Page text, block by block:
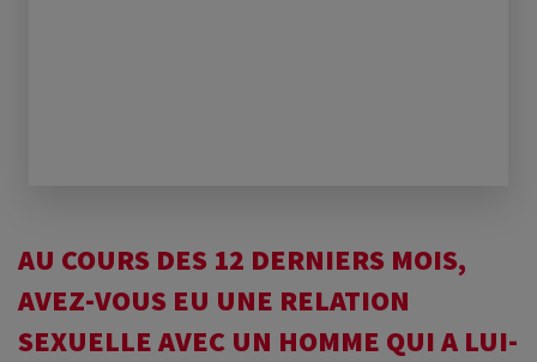
AU COURS DES 12 DERNIERS MOIS,
AVEZ-VOUS EU UNE RELATION
SEXUELLE AVEC UN HOMME QUI A LUI-